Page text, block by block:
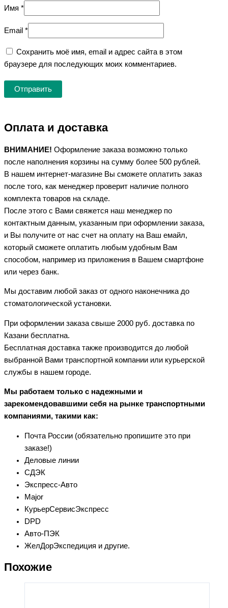
Имя *
Email *
Сохранить моё имя, email и адрес сайта в этом
браузере для последующих моих комментариев.
Оплата и доставка
ВНИМАНИЕ! Оформление заказа возможно только
после наполнения корзины на сумму более 500 рублей.
В нашем интернет-магазине Вы сможете оплатить заказ
после того, как менеджер проверит наличие полного
комплекта товаров на складе.
После этого с Вами свяжется наш менеджер по
контактным данным, указанным при оформлении заказа,
и Вы получите от нас счет на оплату на Ваш емайл,
который сможете оплатить любым удобным Вам
способом, например из приложения в Вашем смартфоне
или через банк.
Мы доставим любой заказ от одного наконечника до
стоматологической установки.
При оформлении заказа свыше 2000 руб. доставка по
Казани бесплатна.
Бесплатная доставка также производится до любой
выбранной Вами транспортной компании или курьерской
службы в нашем городе.
Мы работаем только с надежными и
зарекомендовавшими себя на рынке транспортными
компаниями, такими как:
Почта России (обязательно пропишите это при
заказе!)
Деловые линии
СДЭК
Экспресс-Авто
Major
КурьерСервисЭкспресс
DPD
Авто-ПЭК
ЖелДорЭкспедиция и другие.
Похожие